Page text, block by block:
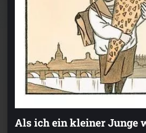
Als ich ein kleiner Junge